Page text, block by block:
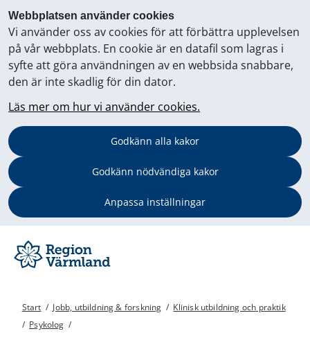
Webbplatsen använder cookies
Vi använder oss av cookies för att förbättra upplevelsen
på vår webbplats. En cookie är en datafil som lagras i
syfte att göra användningen av en webbsida snabbare,
den är inte skadlig för din dator.
Läs mer om hur vi använder cookies.
Godkänn alla kakor
Godkänn nödvändiga kakor
Anpassa inställningar
Start / Jobb, utbildning & forskning / Klinisk utbildning och praktik
/ Psykolog /